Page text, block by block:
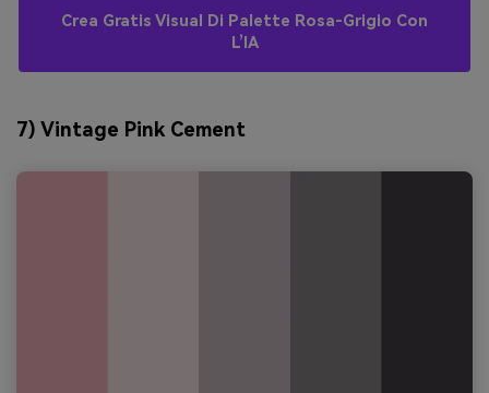
Crea Gratis Visual Di Palette Rosa-Grigio Con
L’IA
7) Vintage Pink Cement